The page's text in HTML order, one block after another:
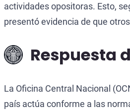
actividades opositoras. Esto,
presentó evidencia de que
Respuesta
La Oficina Central Nacional
país actúa conforme a las